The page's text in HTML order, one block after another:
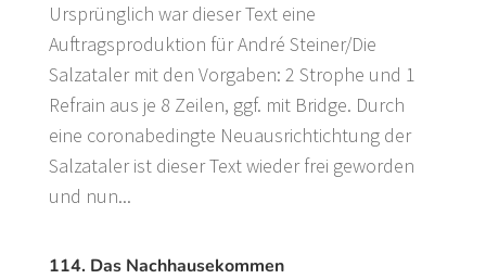
Ursprünglich war dieser Text eine
Auftragsproduktion für André Steiner/Die
Salzataler mit den Vorgaben: 2 Strophe und 1
Refrain aus je 8 Zeilen, ggf. mit Bridge. Durch
eine coronabedingte Neuausrichtichtung der
Salzataler ist dieser Text wieder frei geworden
und nun...
114. Das Nachhausekommen